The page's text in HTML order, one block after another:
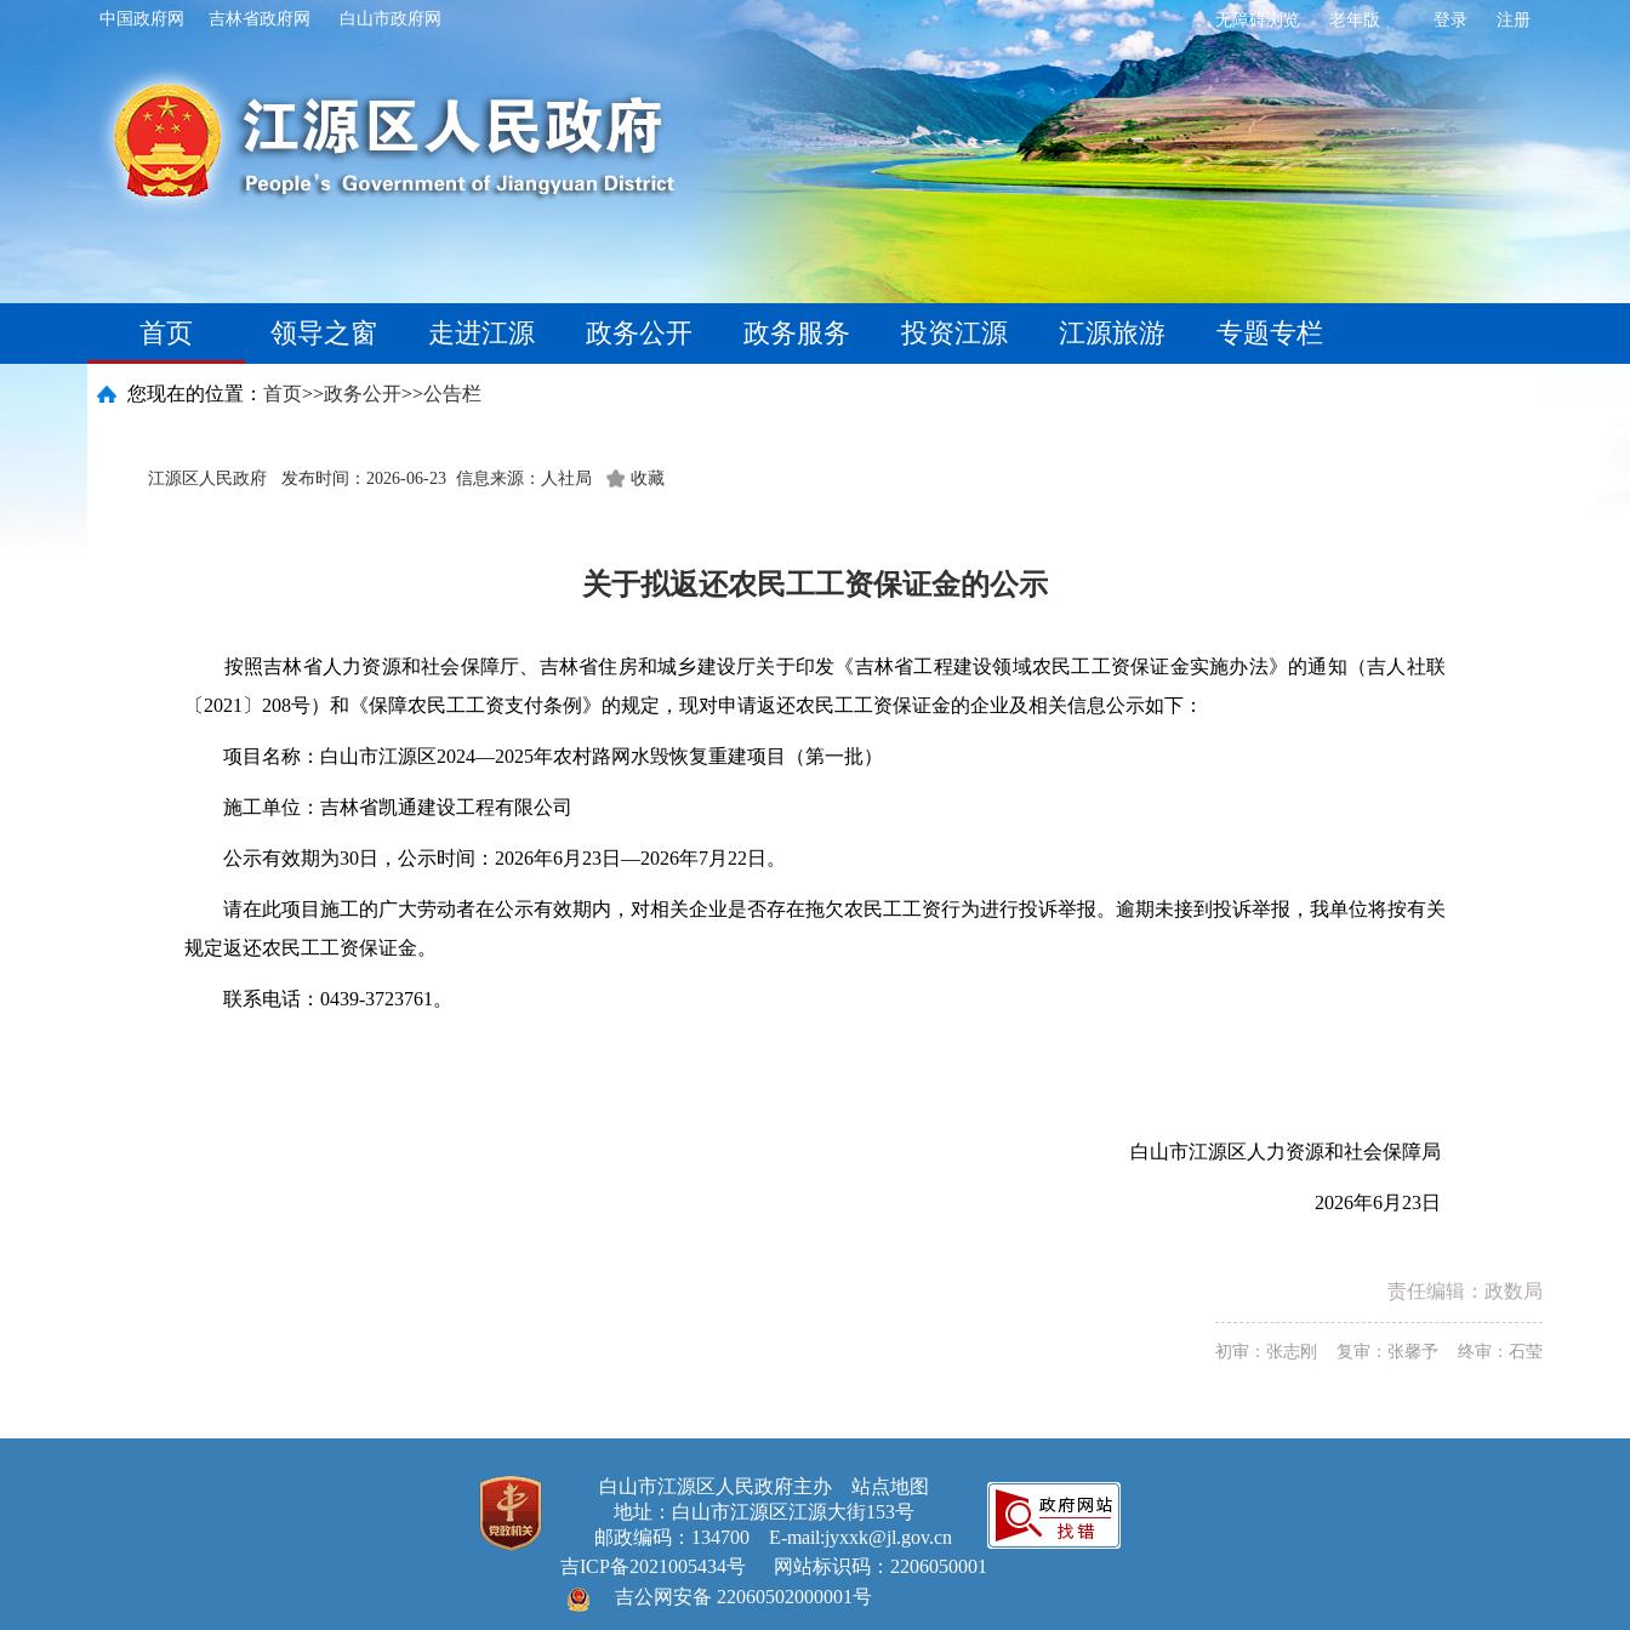
中国政府网 吉林省政府网 白山市政府网 无障碍浏览 老年版 登录 注册
首页 领导之窗 走进江源 政务公开 政务服务 投资江源 江源旅游 专题专栏
您现在的位置： 首页>>政务公开>>公告栏
江源区人民政府 发布时间：2026-06-23 信息来源：人社局 收藏
关于拟返还农民工工资保证金的公示
按照吉林省人力资源和社会保障厅、吉林省住房和城乡建设厅关于印发《吉林省工程建设领域农民工工资保证金实施办法》的通知（吉人社联
〔 2021〕208号）和《保障农民工工资支付条例》的规定 ， 现对申请返还农民工工资保证金的企业及相关信息公示如下：
项目名称：白山市江源区2024—2025年农村路网水毁恢复重建项目（第一批）
施工单位： 吉林省凯通建设工程有限公司
公示有效期为30日 ，公示时间： 2026年6月23日—2026年7月22日 。
请在此项目施工的广大劳动者在公示有效期内，对相关企业是否存在拖欠农民工工资行为进行投诉举报。逾期未接到 投诉举报，我单位将按有关
规定返还农民工工资保证金。
联系电话 ： 0439-3723761 。
白山市江源区人力资源和社会保障局
2026年6月 23日
责任编辑：政数局
初审：张志刚 复审：张馨予 终审：石莹
白山市江源区人民政府主办 站点地图
地址：白山市江源区江源大街153号
邮政编码：134700 E-mail:jyxxk@jl.gov.cn
吉ICP备2021005434号
网站标识码：2206050001
吉公网安备 22060502000001号